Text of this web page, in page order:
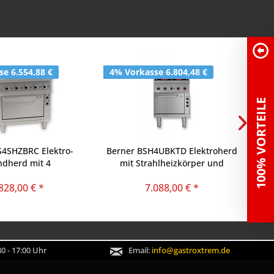
6.554,88 €
Elektro-
mit 4
€ *
4% Vorkasse 6.804,48 €
Berner BSH4UBKTD Elektroherd
mit Strahlheizkörper und
7.088,00 € *
- 17:00 Uhr Email: info@gastroxtrem.de
100% VORTEILE